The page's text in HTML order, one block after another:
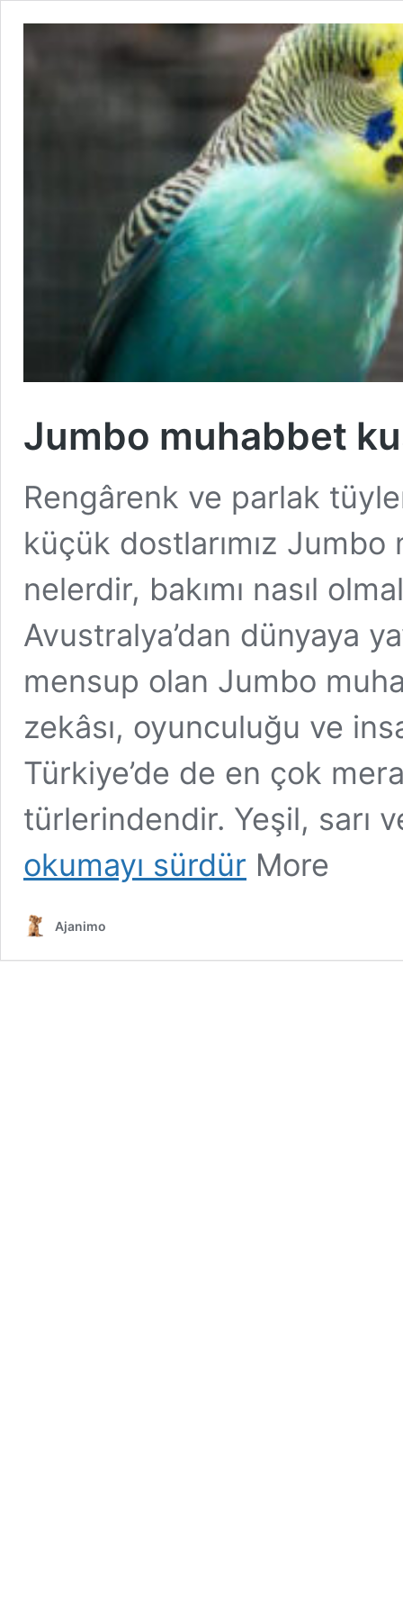
Jumbo muhabbet
Rengârenk ve parlak
küçük dostlarımız
nelerdir, bakımı nasıl
Avustralya’dan dünyaya
mensup olan Jumbo
zekâsı, oyunculuğu ve
Türkiye’de de en çok
türlerindendir. Yeşil, sarı
okumayı sürdür More
Ajanimo